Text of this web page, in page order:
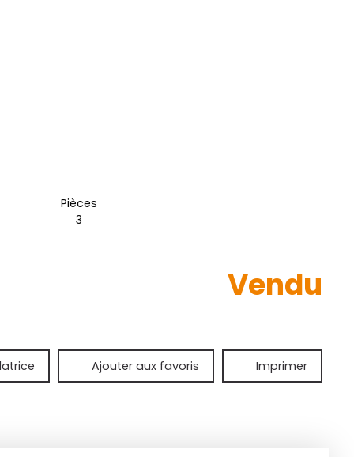
Pièces
3
Vendu
Ajouter aux favoris Imprimer